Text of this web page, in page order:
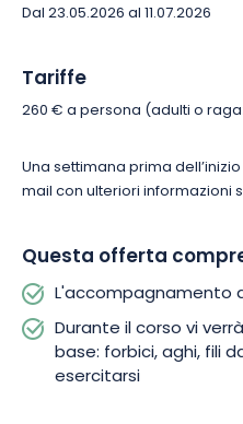
Dal 23.05.2026 al 11.07.2026
Tariffe
260 € a persona (adulti o
Una settimana prima
mail con ulteriori informazioni
Questa offerta
L'accompagnamento
Durante il corso vi
base: forbici, aghi, fili
esercitarsi